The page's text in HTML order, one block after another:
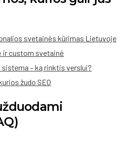
svetainės kūrimas Lietuvoje
ir custom svetainė
– ką rinktis verslui?
žudo SEO